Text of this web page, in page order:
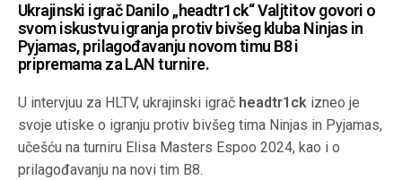
Ukrajinski igrač Danilo „headtr1ck“ Valjtitov govori o
svom iskustvu igranja protiv bivšeg kluba Ninjas in
Pyjamas, prilagođavanju novom timu B8 i
pripremama za LAN turnire.
U intervjuu za HLTV, ukrajinski igrač headtr1ck izneo je
svoje utiske o igranju protiv bivšeg tima Ninjas in Pyjamas,
učešću na turniru Elisa Masters Espoo 2024, kao i o
prilagođavanju na novi tim B8.